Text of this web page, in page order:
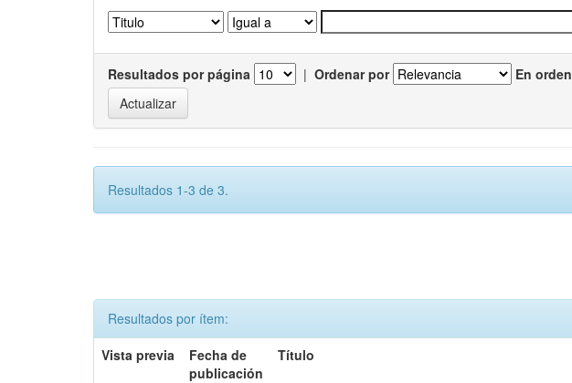
Resultados por página | Ordenar por En orden
Resultados 1-3 de 3.
Resultados por ítem:
Vista previa
Fecha de
publicación
Título